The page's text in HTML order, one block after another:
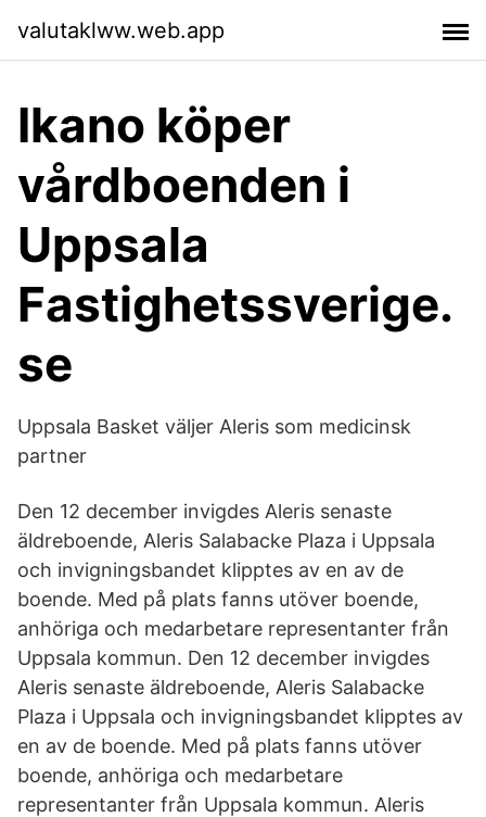
valutaklww.web.app
Ikano köper
vårdboenden i
Uppsala
Fastighetssverige.
se
Uppsala Basket väljer Aleris som medicinsk
partner
Den 12 december invigdes Aleris senaste
äldreboende, Aleris Salabacke Plaza i Uppsala
och invigningsbandet klipptes av en av de
boende. Med på plats fanns utöver boende,
anhöriga och medarbetare representanter från
Uppsala kommun. Den 12 december invigdes
Aleris senaste äldreboende, Aleris Salabacke
Plaza i Uppsala och invigningsbandet klipptes av
en av de boende. Med på plats fanns utöver
boende, anhöriga och medarbetare
representanter från Uppsala kommun. Aleris